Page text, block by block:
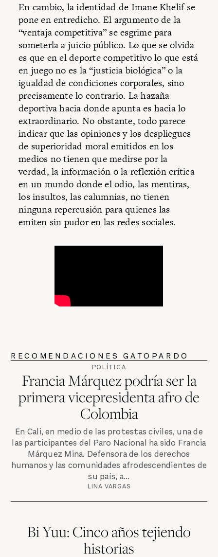
En cambio, la identidad de Imane Khelif se
pone en entredicho. El argumento de la
“ventaja competitiva” se esgrime para
someterla a juicio público. Lo que se olvida
es que en el deporte competitivo lo que está
en juego no es la “justicia biológica” o la
igualdad de condiciones corporales, sino
precisamente lo contrario. La hazaña
deportiva hacia donde apunta es hacia lo
extraordinario. No obstante, todo parece
indicar que las opiniones y los despliegues
de superioridad moral emitidos en los
medios no tienen que medirse por la
verdad, la información o la reflexión crítica
en un mundo donde el odio, las mentiras,
los insultos, las calumnias, no tienen
ninguna repercusión para quienes las
emiten sin pudor en las redes sociales.
RECOMENDACIONES GATOPARDO
POLÍTICA
Francia Márquez podría ser la
primera vicepresidenta afro de
Colombia
En Cali, en medio de las protestas civiles, una de
las participantes del Paro Nacional ha sido Francia
Márquez Mina. Defensora de los derechos
humanos y las comunidades afrodescendientes de
su país, a...
LINA VARGAS
Bi Yuu: Cinco años tejiendo
historias